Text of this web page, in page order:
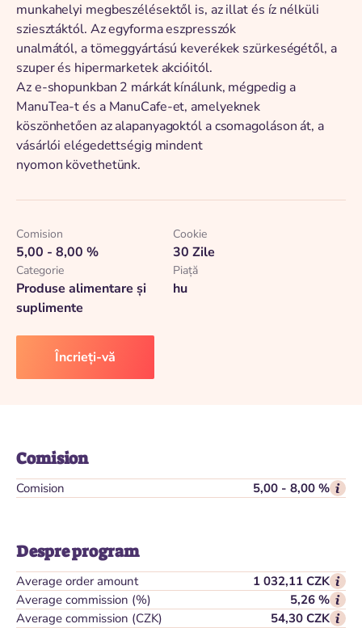
munkahelyi megbeszélésektől is, az illat és íz nélküli
sziesztáktól. Az egyforma eszpresszók
unalmától, a tömeggyártású keverékek szürkeségétől, a
szuper és hipermarketek akcióitól.
Az e-shopunkban 2 márkát kínálunk, mégpedig a
ManuTea-t és a ManuCafe-et, amelyeknek
köszönhetően az alapanyagoktól a csomagoláson át, a
vásárlói elégedettségig mindent
nyomon követhetünk.
Comision
5,00 - 8,00 %
Cookie
30 Zile
Categorie
Produse alimentare și
suplimente
Piaţă
hu
Încrieți-vă
Comision
Comision 5,00 - 8,00 %
Despre program
Average order amount
1 032,11 CZK
Average commission (%)
5,26 %
Average commission (CZK)
54,30 CZK